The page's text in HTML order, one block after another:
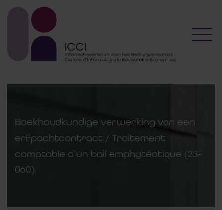
Boekhoudkundige verwerking van een
erfpachtcontract / Traitement
comptable d’un bail emphytéotique (23-
060)